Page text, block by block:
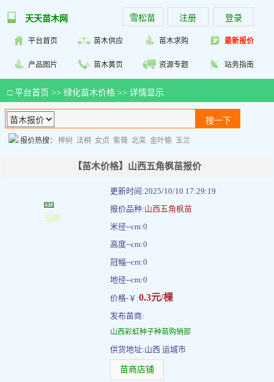
天天苗木网 雪松苗 注册 登录
平台首页 苗木供应 苗木求购 最新报价
产品图片 苗木黄页 资源专题 站务指南
□ 平台首页 >> 绿化苗木价格 >> 详情显示
报价热搜： 榉树 法桐 女贞 紫薇 北栾 金叶榆 玉兰
【苗木价格】山西五角枫苗报价
更新时间:2025/10/10 17:29:19
报价品种:山西五角枫苗
米径--cm:0
高度--cm:0
冠幅--cm:0
地径--cm:0
价格-￥:0.3元/棵
发布苗商:
山西彩虹种子种苗购销部
供货地址:山西 运城市
苗商店铺